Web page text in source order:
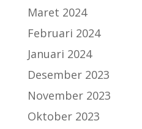
Maret 2024
Februari 2024
Januari 2024
Desember 2023
November 2023
Oktober 2023